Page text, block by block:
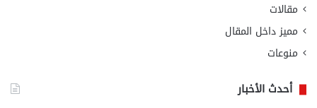
مقالات
مميز داخل المقال
منوعات
أحدث الأخبار